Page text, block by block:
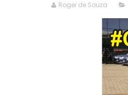
Roger de Souza